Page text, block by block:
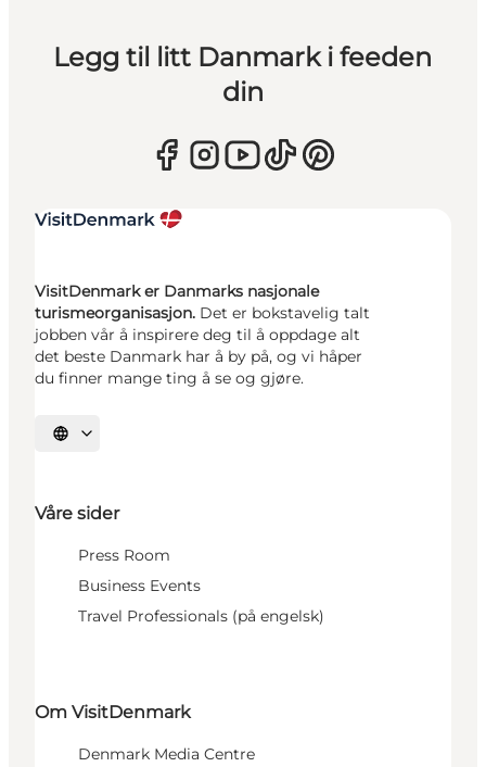
Legg til litt Danmark i feeden
din
VisitDenmark er Danmarks nasjonale
turismeorganisasjon. Det er bokstavelig talt
jobben vår å inspirere deg til å oppdage alt
det beste Danmark har å by på, og vi håper
du finner mange ting å se og gjøre.
Velg språk
Våre sider
Press Room
Business Events
Travel Professionals (på engelsk)
Om VisitDenmark
Denmark Media Centre